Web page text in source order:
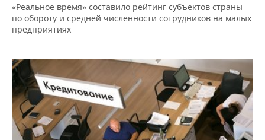
«Реальное время» составило рейтинг субъектов страны
по обороту и средней численности сотрудников на малых
предприятиях